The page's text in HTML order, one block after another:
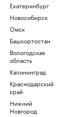
Екатеринбург
Новосибирск
Омск
Башкортостан
Вологодская
область
Калининград
Краснодарский
край
Нижний
Новгород